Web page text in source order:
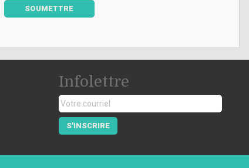
SOUMETTRE
Infolettre
S'INSCRIRE